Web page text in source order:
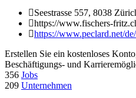
Seestrasse 557, 8038
https://www.fischers-
https://www.peclard.net/
Erstellen Sie ein kostenloses
Beschäftigungs- und
356 Jobs
209 Unternehmen